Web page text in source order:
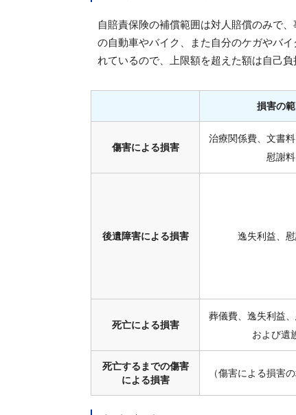
自賠責保険の補償範囲は対人賠償のみで
の自動車やバイク、また自分のケガやバ
れているので、上限額を超えた額は自己負
損害の
傷害による損害
治療関係費、文書料
慰謝料
後遺障害による損害 逸失利益、
死亡による損害
葬儀費、逸失利益
および遺
死亡するまでの傷害
による損害
（傷害による損害